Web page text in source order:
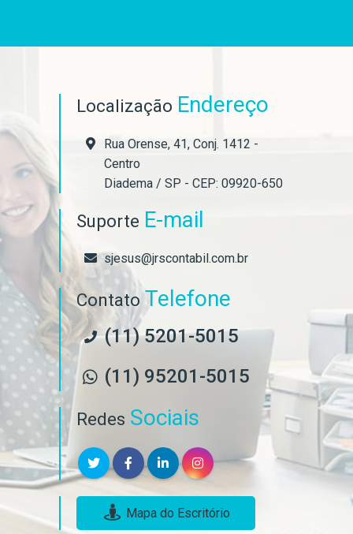
Localização Endereço
Rua Orense, 41, Conj. 1412 -
Centro
Diadema / SP - CEP: 09920-650
Suporte E-mail
sjesus@jrscontabil.com.br
Contato Telefone
(11) 5201-5015
(11) 95201-5015
Redes Sociais
Mapa do Escritório